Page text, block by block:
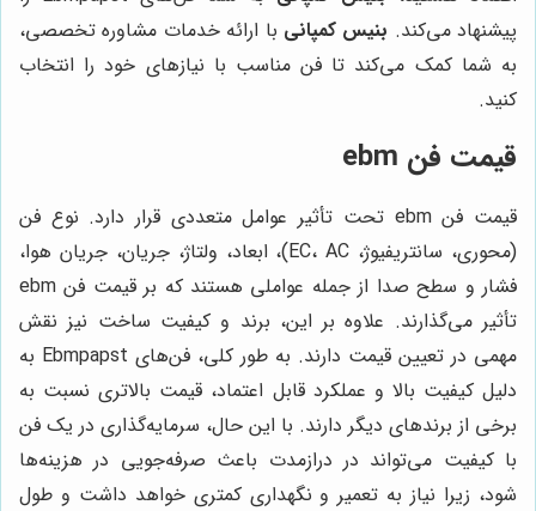
پیشنهاد می‌کند. بنیس کمپانی با ارائه خدمات مشاوره تخصصی،
به شما کمک می‌کند تا فن مناسب با نیازهای خود را انتخاب
کنید.
قیمت فن ebm
قیمت فن ebm تحت تأثیر عوامل متعددی قرار دارد. نوع فن
(محوری، سانتریفیوژ، EC، AC)، ابعاد، ولتاژ، جریان، جریان هوا،
فشار و سطح صدا از جمله عواملی هستند که بر قیمت فن ebm
تأثیر می‌گذارند. علاوه بر این، برند و کیفیت ساخت نیز نقش
مهمی در تعیین قیمت دارند. به طور کلی، فن‌های Ebmpapst به
دلیل کیفیت بالا و عملکرد قابل اعتماد، قیمت بالاتری نسبت به
برخی از برندهای دیگر دارند. با این حال، سرمایه‌گذاری در یک فن
با کیفیت می‌تواند در درازمدت باعث صرفه‌جویی در هزینه‌ها
شود، زیرا نیاز به تعمیر و نگهداری کمتری خواهد داشت و طول